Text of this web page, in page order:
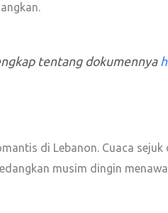
tentang dokumennya
di Lebanon. Cuaca
musim dingin